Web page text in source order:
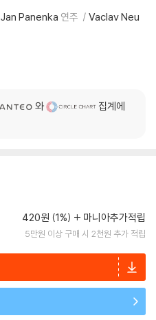
Jan Panenka 연주
Vaclav Neu
와
집계에
420원 (1%) 마니아추가적립
5만원 이상 구매 시 2천원 추가 적립